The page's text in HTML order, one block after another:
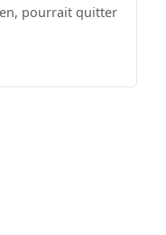
pourrait quitter